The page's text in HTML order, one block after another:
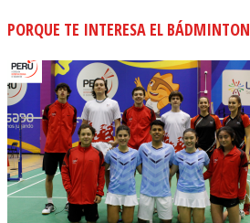
PORQUE TE INTERESA EL BÁDMINTON